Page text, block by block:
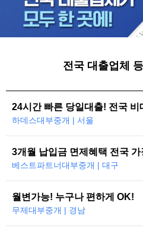
전국 대출업체
24시간 빠른 당일대출! 전국 비
하데스대부중개 | 서울
3개월 납입금 면제혜택 전국
베스트파트너대부중개 | 대구
월변가능! 누구나 편하게 OK!
무제대부중개 | 경남